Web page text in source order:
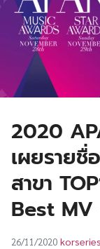
2020
เผยรายชื่
สาขา
Best MV
26/11/2020 korseries